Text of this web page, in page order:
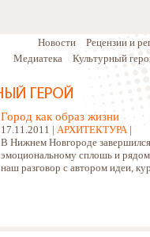
Новости
Рецензии и
Медиатека
Культурный
Город как образ жизни
17.11.2011 | АРХИТЕКТУРА|
В Нижнем Новгороде
эмоциональному сплошь и
наш разговор с автором идеи,